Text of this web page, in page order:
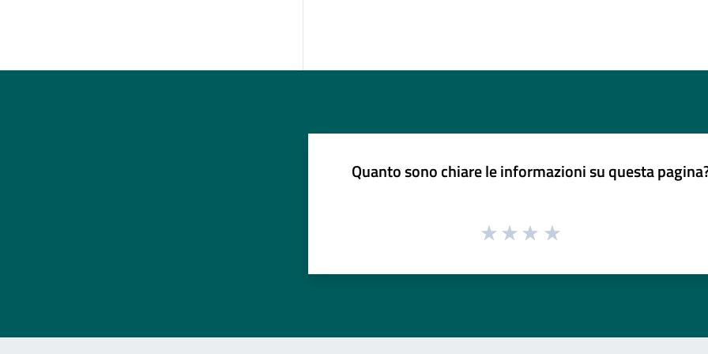
Quanto sono chiare le informazioni su questa